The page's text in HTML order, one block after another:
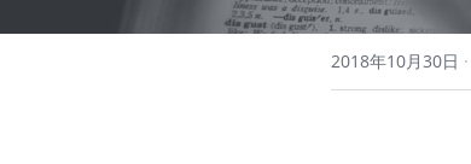
2018年10月30日 ·